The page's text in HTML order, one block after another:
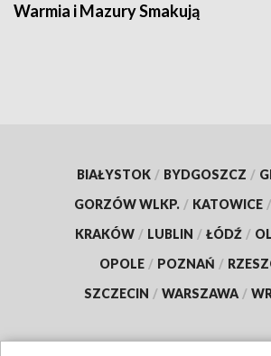
Warmia i Mazury Smakują
BIAŁYSTOK / BYDGOSZCZ /
GORZÓW WLKP. / KATOWICE /
KRAKÓW / LUBLIN / ŁÓDŹ /
OPOLE / POZNAŃ /
SZCZECIN / WARSZAWA /